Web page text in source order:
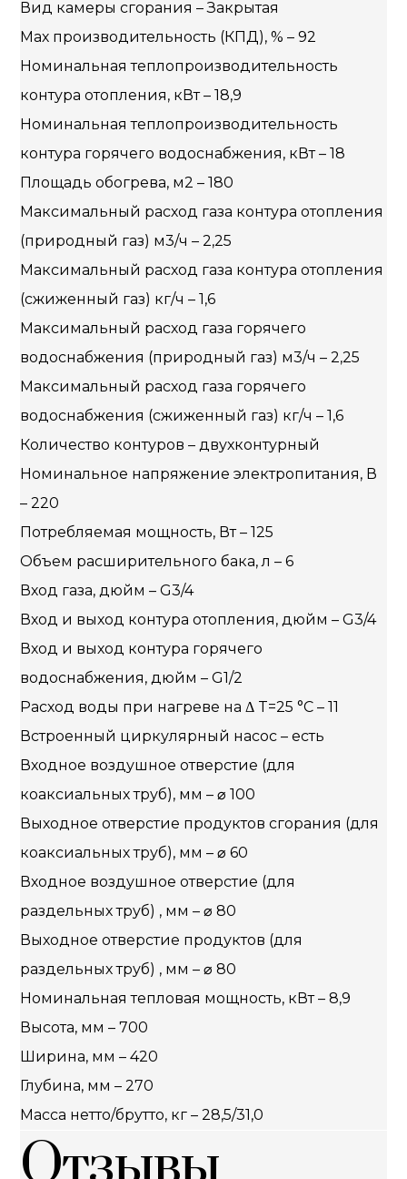
Вид камеры сгорания – Закрытая
Мах производительность (КПД), % – 92
Номинальная теплопроизводительность
контура отопления, кВт – 18,9
Номинальная теплопроизводительность
контура горячего водоснабжения, кВт – 18
Площадь обогрева, м2 – 180
Максимальный расход газа контура отопления
(природный газ) м3/ч – 2,25
Максимальный расход газа контура отопления
(сжиженный газ) кг/ч – 1,6
Максимальный расход газа горячего
водоснабжения (природный газ) м3/ч – 2,25
Максимальный расход газа горячего
водоснабжения (сжиженный газ) кг/ч – 1,6
Количество контуров – двухконтурный
Номинальное напряжение электропитания, В
– 220
Потребляемая мощность, Вт – 125
Объем расширительного бака, л – 6
Вход газа, дюйм – G3/4
Вход и выход контура отопления, дюйм – G3/4
Вход и выход контура горячего
водоснабжения, дюйм – G1/2
Расход воды при нагреве на Δ T=25 °С – 11
Встроенный циркулярный насос – есть
Входное воздушное отверстие (для
коаксиальных труб), мм – ⌀ 100
Выходное отверстие продуктов сгорания (для
коаксиальных труб), мм – ⌀ 60
Входное воздушное отверстие (для
раздельных труб) , мм – ⌀ 80
Выходное отверстие продуктов (для
раздельных труб) , мм – ⌀ 80
Номинальная тепловая мощность, кВт – 8,9
Высота, мм – 700
Ширина, мм – 420
Глубина, мм – 270
Масса нетто/брутто, кг – 28,5/31,0